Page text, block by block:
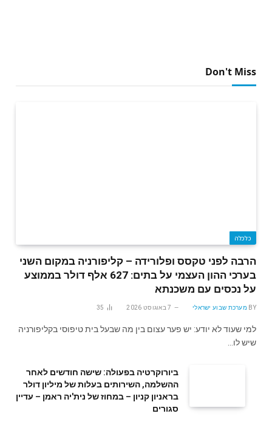
Don't Miss
כלכלה
הרבה לפני טקסס ופלורידה – קליפורניה במקום השני
בערכי ההון העצמי על בתים: 627 אלף דולר בממוצע
על נכסים עם משכנתא
BY מערכת שבוע ישראלי 7 באוגוסט 2026 35
למי שעוד לא יודע: יש פער עצום בין מה שבעל בית טיפוסי בקליפורניה
שיש לו…
ביורוקרטיה בפעולה: שישה חודשים לאחר
ההשלמה, השירותים בעלות של מיליון דולר
בראניון קניון – במחוז של נית'יה ראמן – עדיין
סגורים